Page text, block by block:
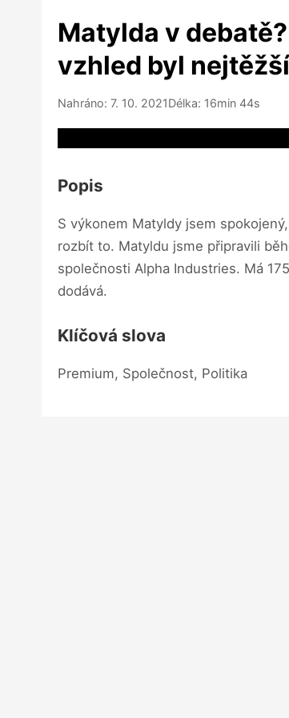
Matylda v
vzhled byl
Nahráno: 7. 10. 2021Délka: 16min 44s
Popis
S výkonem Matyldy jsem
rozbít to. Matyldu jsme připravili
společnosti Alpha Industries. Má
dodává.
Klíčová slova
Premium, Společnost, Politika